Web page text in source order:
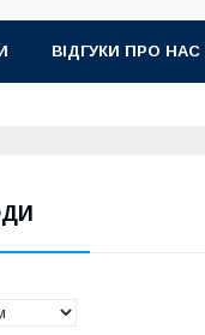
ВІДГУКИ ПРО НАС